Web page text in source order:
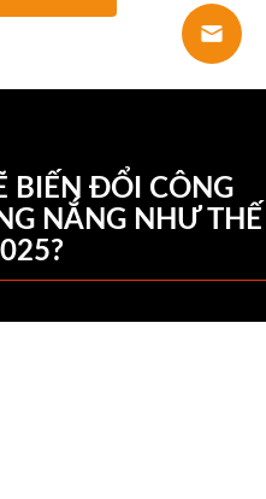
BIẾN ĐỔI CÔNG
NẮNG NHƯ THẾ